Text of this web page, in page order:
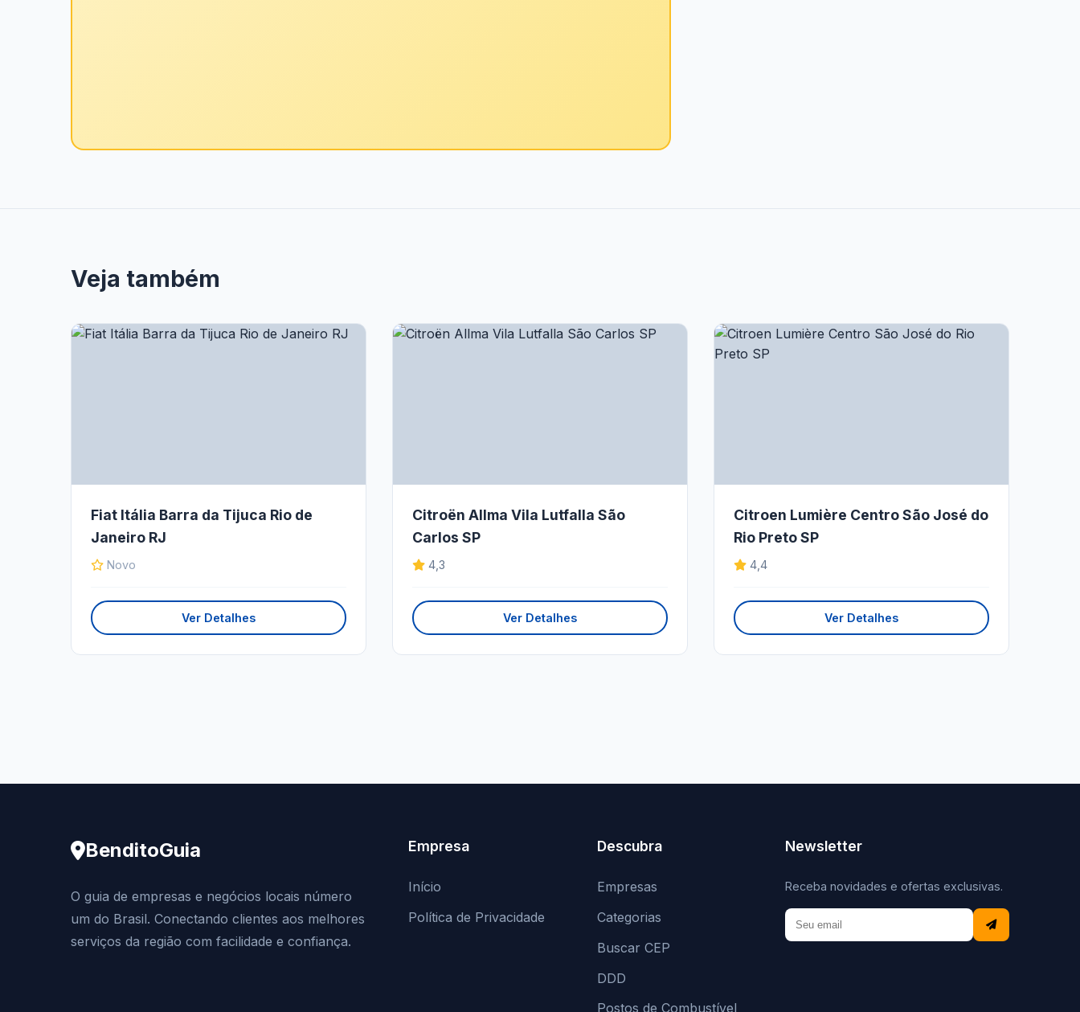
Veja também
Fiat Itália Barra da Tijuca Rio de
Janeiro RJ
Novo
Ver Detalhes
Citroën Allma Vila Lutfalla São
Carlos SP
4,3
Ver Detalhes
Citroen Lumière Centro São José do
Rio Preto SP
4,4
Ver Detalhes
BenditoGuia
O guia de empresas e negócios locais número
um do Brasil. Conectando clientes aos melhores
serviços da região com facilidade e confiança.
Empresa
Início
Política de Privacidade
Descubra
Empresas
Categorias
Buscar CEP
DDD
Postos de Combustível
Newsletter
Receba novidades e ofertas exclusivas.